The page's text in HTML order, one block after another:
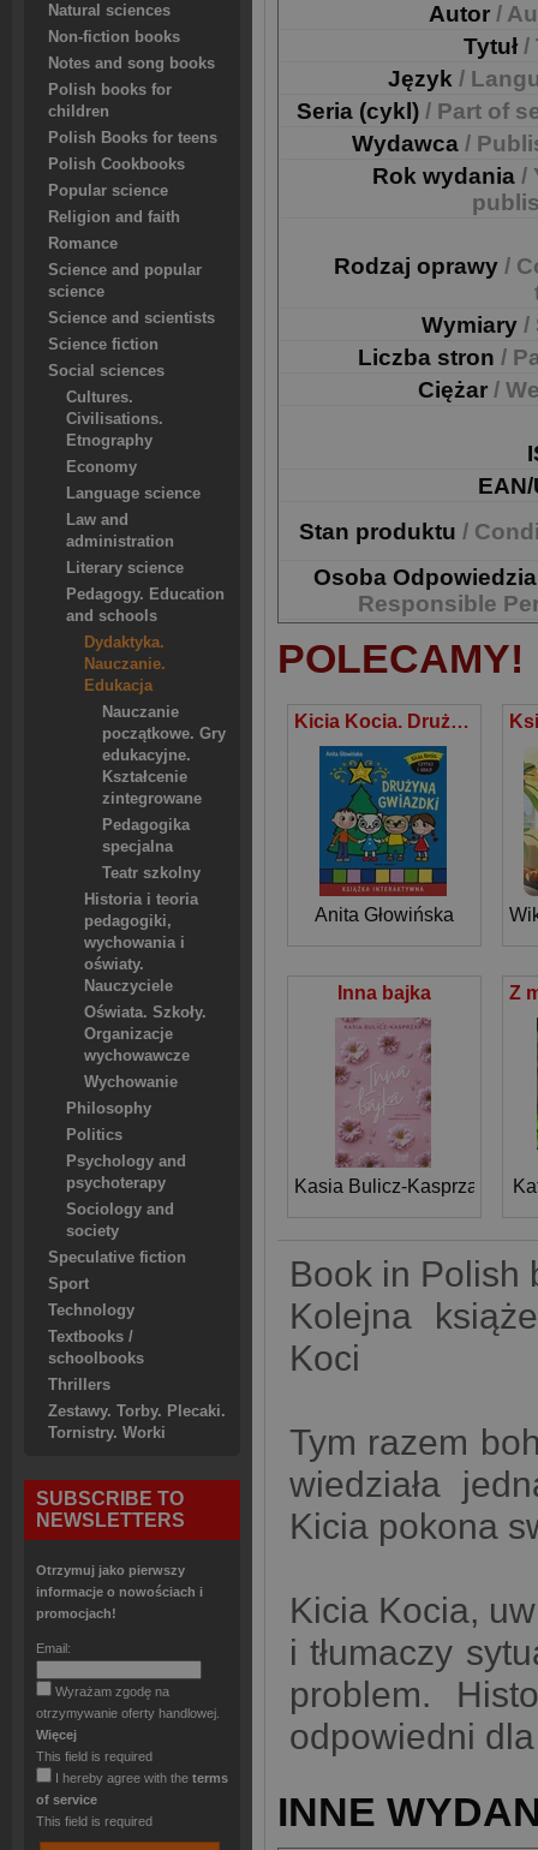
Natural sciences
Non-fiction books
Notes and song books
Polish books for
children
Polish Books for teens
Polish Cookbooks
Popular science
Religion and faith
Romance
Science and popular
science
Science and scientists
Science fiction
Social sciences
Cultures.
Civilisations.
Etnography
Economy
Language science
Law and
administration
Literary science
Pedagogy. Education
and schools
Dydaktyka.
Nauczanie.
Edukacja
Nauczanie
początkowe. Gry
edukacyjne.
Kształcenie
zintegrowane
Pedagogika
specjalna
Teatr szkolny
Historia i teoria
pedagogiki,
wychowania i
oświaty.
Nauczyciele
Oświata. Szkoły.
Organizacje
wychowawcze
Wychowanie
Philosophy
Politics
Psychology and
psychoterapy
Sociology and
society
Speculative fiction
Sport
Technology
Textbooks /
schoolbooks
Thrillers
Zestawy. Torby. Plecaki.
Tornistry. Worki
SUBSCRIBE TO
NEWSLETTERS
Otrzymuj jako pierwszy
informacje o nowościach i
promocjach!
Email:
Wyrażam zgodę na
otrzymywanie oferty handlowej.
Więcej
This field is required
I hereby agree with the terms
of service
This field is required
Autor /
Tytuł /
Język /
Seria (cykl) / Part of
Wydawca /
Rok wydania /
Rodzaj oprawy /
Wymiary /
Liczba stron /
Ciężar /
Stan produktu /
Osoba
Responsible
POLECAMY!
Kicia Kocia. Drużyna Gwiazdki
Anita Głowińska
Inna bajka
Kasia Bulicz-Kasprzak
Book in Polish
Kolejna
Koci
Tym razem
wiedziała
Kicia pokona
Kicia Kocia,
i tłumaczy
problem.
odpowiedni
INNE